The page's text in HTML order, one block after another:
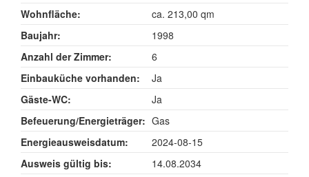
Wohnfläche:
ca. 213,00 qm
Baujahr:
1998
Anzahl der Zimmer:
6
Einbauküche vorhanden:
Ja
Gäste-WC:
Ja
Befeuerung/Energieträger: Gas
Energieausweisdatum:
2024-08-15
Ausweis gültig bis:
14.08.2034